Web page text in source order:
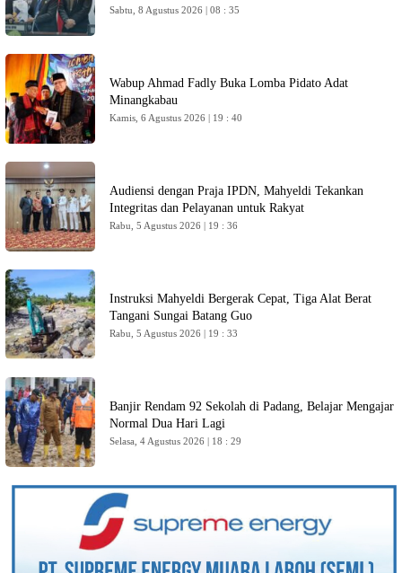
Sabtu, 8 Agustus 2026 | 08 : 35
Wabup Ahmad Fadly Buka Lomba Pidato Adat
Minangkabau
Kamis, 6 Agustus 2026 | 19 : 40
Audiensi dengan Praja IPDN, Mahyeldi Tekankan
Integritas dan Pelayanan untuk Rakyat
Rabu, 5 Agustus 2026 | 19 : 36
Instruksi Mahyeldi Bergerak Cepat, Tiga Alat Berat
Tangani Sungai Batang Guo
Rabu, 5 Agustus 2026 | 19 : 33
Banjir Rendam 92 Sekolah di Padang, Belajar Mengajar
Normal Dua Hari Lagi
Selasa, 4 Agustus 2026 | 18 : 29